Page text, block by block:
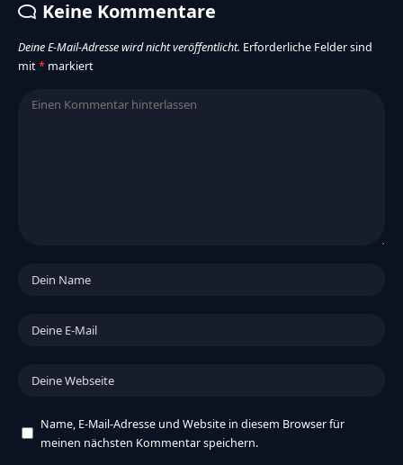
Keine Kommentare
Deine E-Mail-Adresse wird nicht veröffentlicht. Erforderliche Felder sind
mit* markiert
Name, E-Mail-Adresse und Website in diesem Browser für
meinen nächsten Kommentar speichern.